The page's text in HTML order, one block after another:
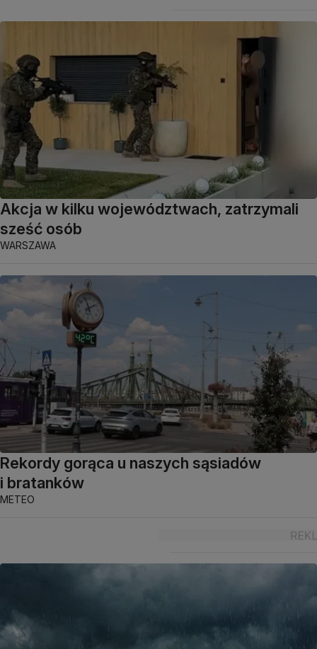
Akcja w kilku województwach, zatrzymali
sześć osób
WARSZAWA
Rekordy gorąca u naszych sąsiadów
i bratanków
METEO